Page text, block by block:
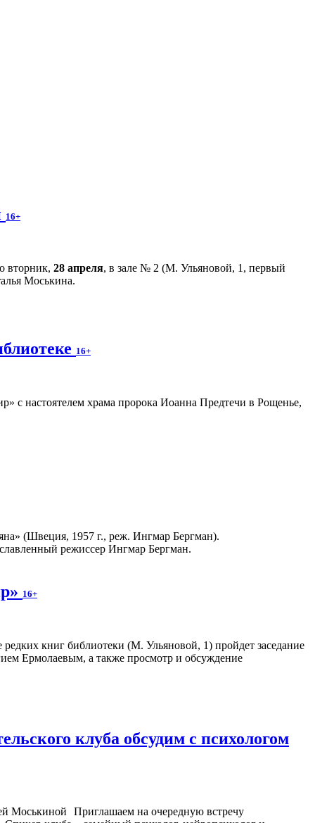
16+
вторник, 28 апреля, в зале № 2 (М. Ульяновой, 1, первый
Моськина.
16+
с настоятелем храма пророка Иоанна Предтечи в Рощенье,
(Швеция, 1957 г., реж. Ингмар Бергман).
режиссер Ингмар Бергман.
16+
редких книг библиотеки (М. Ульяновой, 1) пройдет заседание
Ермолаевым, а также просмотр и обсуждение
клуба обсудим с психологом
Приглашаем на очередную встречу